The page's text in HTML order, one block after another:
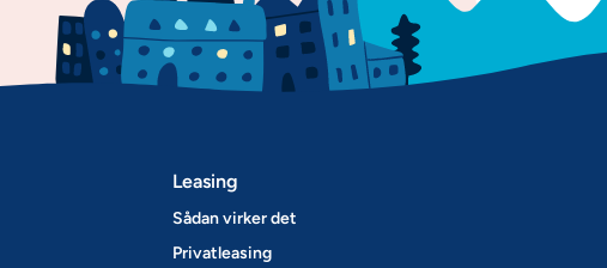
Leasing
Sådan virker det
Privatleasing